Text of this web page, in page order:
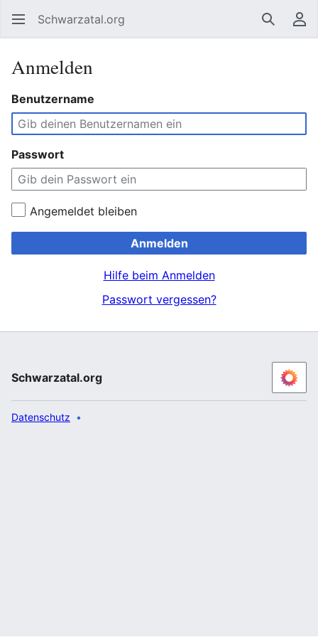
Schwarzatal.org Suchen
Anmelden
Benutzername
Passwort
Angemeldet bleiben
Anmelden
Hilfe beim Anmelden
Passwort vergessen?
Schwarzatal.org
Datenschutz